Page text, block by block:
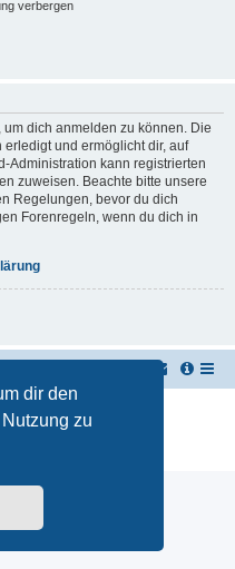
dir den
zu
verbergen
dich anmelden zu können. Die
und ermöglicht dir, auf
Administration kann registrierten
zuweisen. Beachte bitte unsere
Regelungen, bevor du dich
Forenregeln, wenn du dich in
durchphpBB.de